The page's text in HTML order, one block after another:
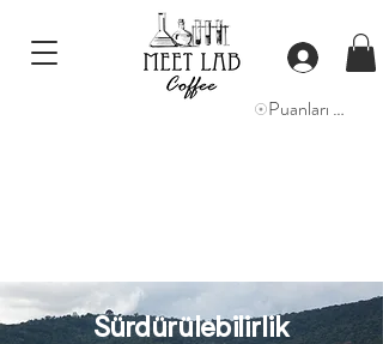
Puanları Görüntüle
Sürdürülebilirlik